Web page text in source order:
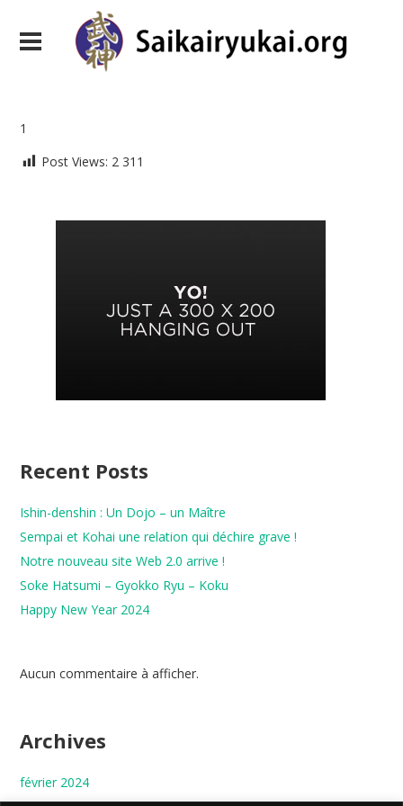
1
Post Views: 2 311
Recent Posts
Ishin-denshin : Un Dojo – un Maître
Sempai et Kohai une relation qui déchire grave !
Notre nouveau site Web 2.0 arrive !
Soke Hatsumi – Gyokko Ryu – Koku
Happy New Year 2024
Aucun commentaire à afficher.
Archives
février 2024